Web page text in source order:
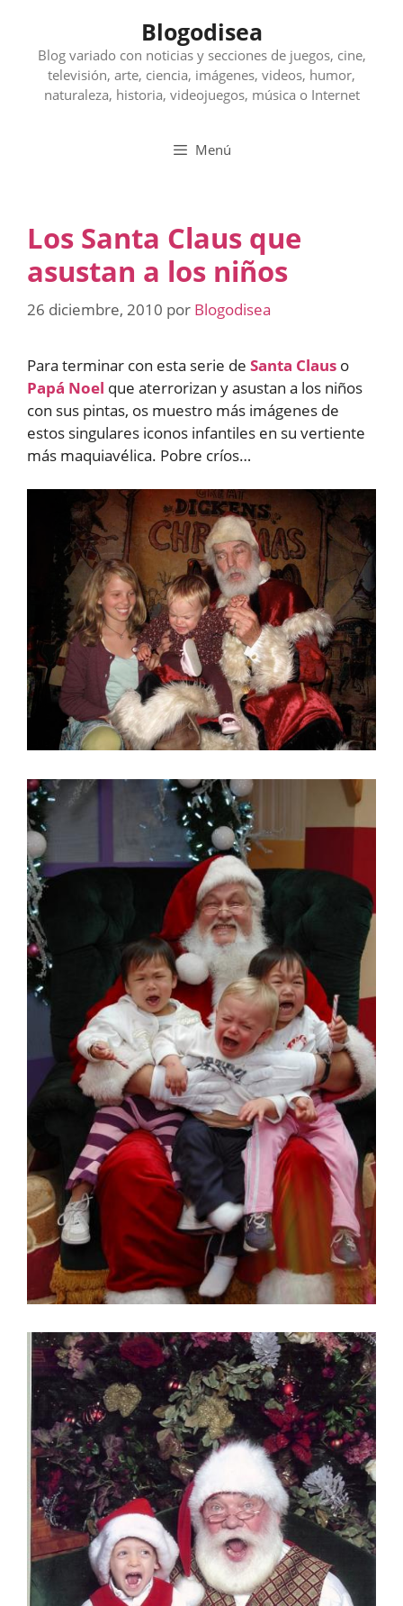
contenido
Blogodisea
Blog variado con noticias y secciones de juegos, cine,
televisión, arte, ciencia, imágenes, videos, humor,
naturaleza, historia, videojuegos, música o Internet
Menú
Los Santa Claus que
asustan a los niños
26 diciembre, 2010 por Blogodisea
Para terminar con esta serie de Santa Claus o
Papá Noel que aterrorizan y asustan a los niños
con sus pintas, os muestro más imágenes de
estos singulares iconos infantiles en su vertiente
más maquiavélica. Pobre críos…